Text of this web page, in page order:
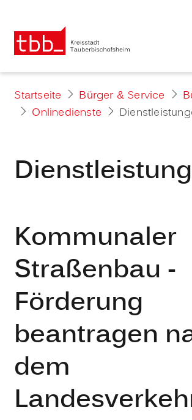
Startseite Bürger & Service
Onlinedienste
Kommunaler
Straßenbau -
Förderung
beantragen
dem